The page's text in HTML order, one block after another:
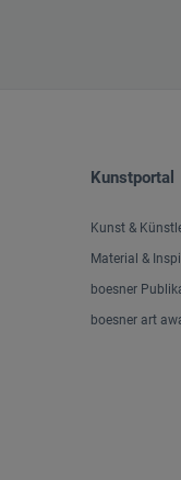
Kunstportal
Kunst &
Material &
boesner
boesner art